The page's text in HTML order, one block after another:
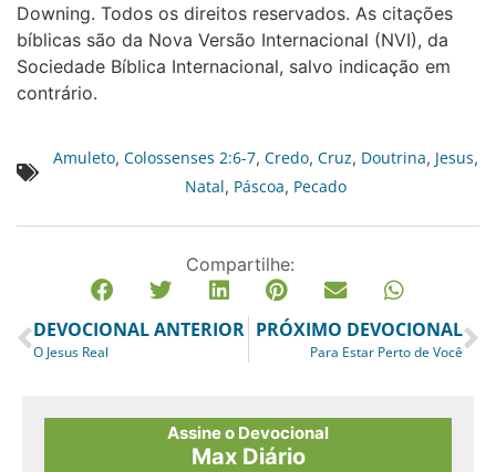
Downing. Todos os direitos reservados. As citações
bíblicas são da Nova Versão Internacional (NVI), da
Sociedade Bíblica Internacional, salvo indicação em
contrário.
Amuleto, Colossenses 2:6-7, Credo, Cruz, Doutrina, Jesus,
Natal, Páscoa, Pecado
Compartilhe:
DEVOCIONAL ANTERIOR
O Jesus Real
PRÓXIMO DEVOCIONAL
Para Estar Perto de Você
Assine o Devocional
Max Diário